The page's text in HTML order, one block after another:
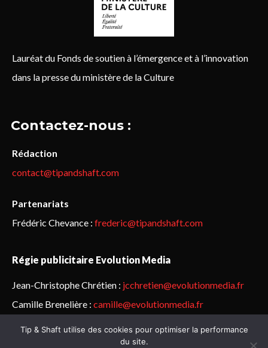
Lauréat du Fonds de soutien à l’émergence et à l’innovation
dans la presse du ministère de la Culture
Contactez-nous :
Rédaction
contact@tipandshaft.com
Partenariats
Frédéric Chevance : frederic@tipandshaft.com
Régie publicitaire Evolution Media
Jean-Christophe Chrétien : jcchretien@evolutionmedia.fr
Camille Brenelière : camille@evolutionmedia.fr
© Sailorz 2015-2025. Tous droits réservés.Mentions légales &
Tip & Shaft utilise des cookies pour optimiser la performance
du site.